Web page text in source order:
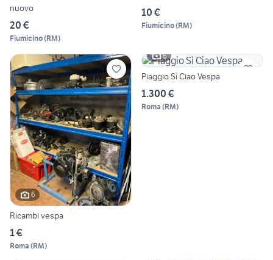
nuovo
20 €
Fiumicino(RM)
10 €
Fiumicino(RM)
6
Ricambi vespa
1 €
Roma (RM)
6
Piaggio Sì Ciao Vespa
1.300 €
Roma (RM)